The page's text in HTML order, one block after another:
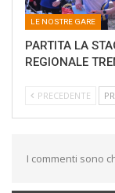
LE NOSTRE GARE
PARTITA LA
REGIONALE
PRECEDENTE
I commenti sono